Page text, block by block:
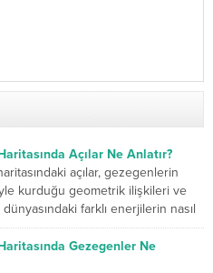
Açılar Ne Anlatır?
açılar, gezegenlerin
kurduğu geometrik ilişkileri ve
farklı enerjilerin nasıl
gösterir. Kavuşum açısı iki...
Gezegenler Ne